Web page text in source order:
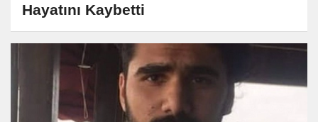
Hayatını Kaybetti